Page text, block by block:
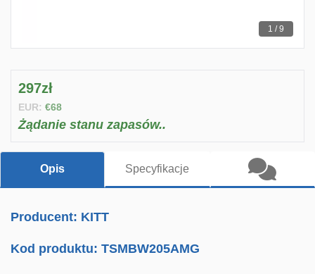
1 / 9
297zł
EUR: €68
Żądanie stanu zapasów..
Opis Specyfikacje
Producent: KITT
Kod produktu:TSMBW205AMG